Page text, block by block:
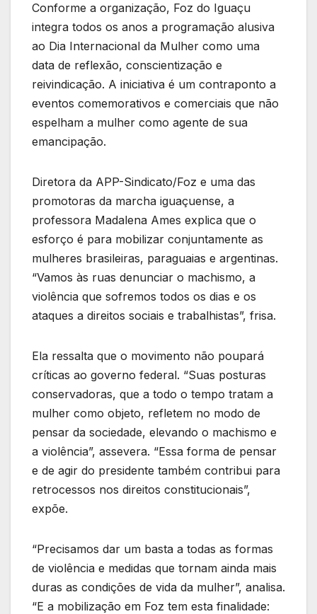
Conforme a organização, Foz do Iguaçu
integra todos os anos a programação alusiva
ao Dia Internacional da Mulher como uma
data de reflexão, conscientização e
reivindicação. A iniciativa é um contraponto a
eventos comemorativos e comerciais que não
espelham a mulher como agente de sua
emancipação.
Diretora da APP-Sindicato/Foz e uma das
promotoras da marcha iguaçuense, a
professora Madalena Ames explica que o
esforço é para mobilizar conjuntamente as
mulheres brasileiras, paraguaias e argentinas.
“Vamos às ruas denunciar o machismo, a
violência que sofremos todos os dias e os
ataques a direitos sociais e trabalhistas”, frisa.
Ela ressalta que o movimento não poupará
críticas ao governo federal. “Suas posturas
conservadoras, que a todo o tempo tratam a
mulher como objeto, refletem no modo de
pensar da sociedade, elevando o machismo e
a violência”, assevera. “Essa forma de pensar
e de agir do presidente também contribui para
retrocessos nos direitos constitucionais”,
expõe.
“Precisamos dar um basta a todas as formas
de violência e medidas que tornam ainda mais
duras as condições de vida da mulher”, analisa.
“E a mobilização em Foz tem esta finalidade: